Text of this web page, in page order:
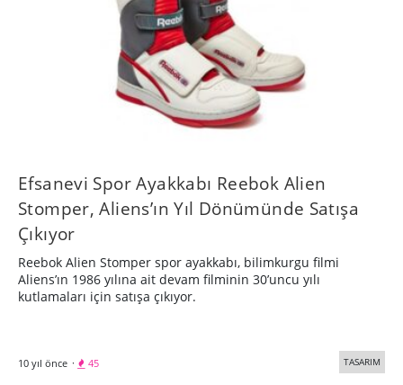
Efsanevi Spor Ayakkabı Reebok Alien
Stomper, Aliens’ın Yıl Dönümünde Satışa
Çıkıyor
Reebok Alien Stomper spor ayakkabı, bilimkurgu filmi
Aliens’ın 1986 yılına ait devam filminin 30’uncu yılı
kutlamaları için satışa çıkıyor.
10 yıl önce · 45 TASARIM